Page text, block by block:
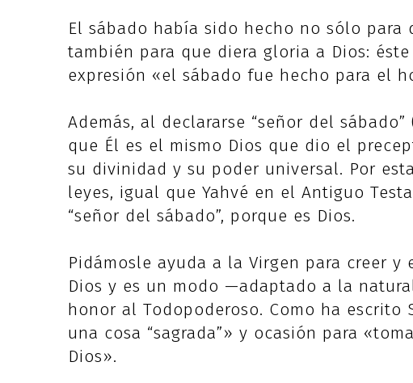
El sábado había sido hecho no sólo para
también para que diera gloria a Dios:
expresión «el sábado fue hecho para el
Además, al declararse “señor del
que Él es el mismo Dios que dio el
su divinidad y su poder universal. Por
leyes, igual que Yahvé en el Antiguo
“señor del sábado”, porque es Dios.
Pidámosle ayuda a la Virgen para creer
Dios y es un modo —adaptado a la
honor al Todopoderoso. Como ha escrito
una cosa “sagrada”» y ocasión para
Dios».